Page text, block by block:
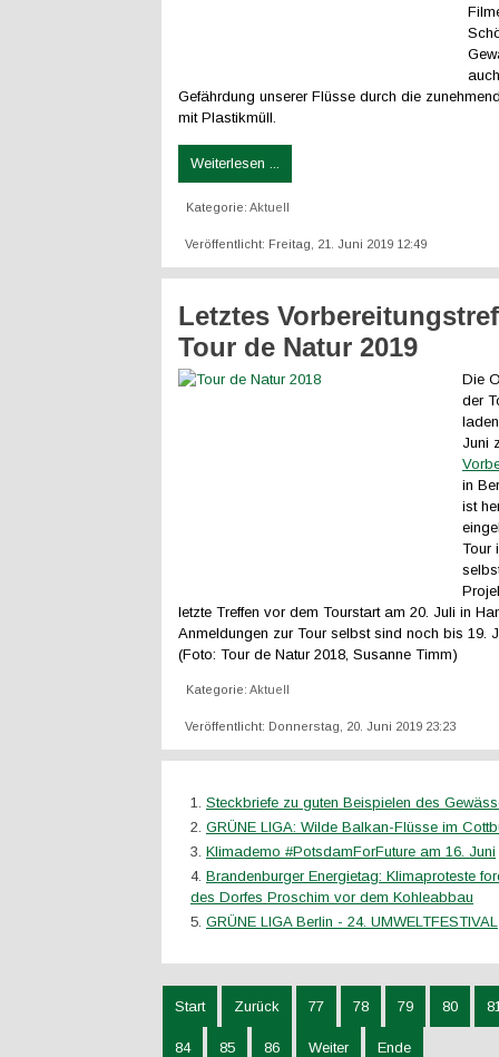
Gefährdung unserer Flüsse durch die
mit Plastikmüll.
Weiterlesen ...
Kategorie: Aktuell
Veröffentlicht: Freitag, 21. Juni 2019 12:49
Letztes
Tour de Natur 2019
Die
der
Juni
in
ist
Tour
letzte Treffen vor dem Tourstart am 20. Juli in
Anmeldungen zur Tour selbst sind noch bis 19.
(Foto: Tour de Natur 2018, Susanne Timm)
Kategorie: Aktuell
Veröffentlicht: Donnerstag, 20. Juni 2019 23:23
Steckbriefe zu guten Beispielen des
GRÜNE LIGA: Wilde Balkan-Flüsse im
Klimademo #PotsdamForFuture am 16. Juni
Brandenburger Energietag: Klimaproteste
des Dorfes Proschim vor dem Kohleabbau
GRÜNE LIGA Berlin - 24. UMWELTFESTIVAL
Start Zurück 77 78 79 80
84 85 86 Weiter Ende